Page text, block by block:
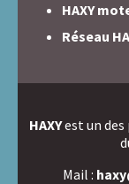
HAXY
Réseau
HAXYest un des
Mail :